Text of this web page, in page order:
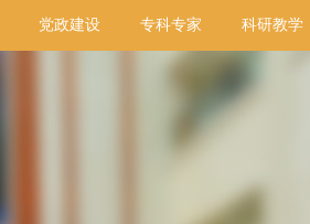
党政建设 专科专家 科研教学